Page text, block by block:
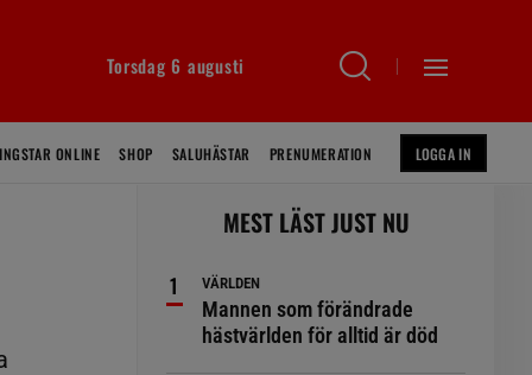
Torsdag 6 augusti
ONLINE SHOP SALUHÄSTAR PRENUMERATION LOGGA IN
MEST LÄST JUST NU
VÄRLDEN
Mannen som förändrade
hästvärlden för alltid är död